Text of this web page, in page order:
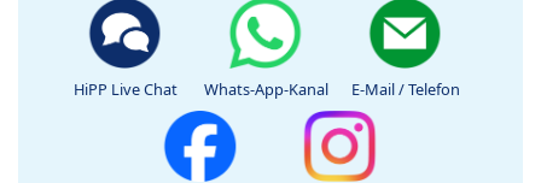
HiPP Live Chat Whats-App-Kanal E-Mail / Telefon